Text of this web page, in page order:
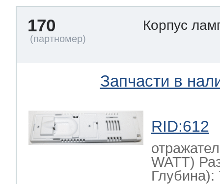
170 Корпус
Запчасти в
RID:612
WATT)
Глубина):